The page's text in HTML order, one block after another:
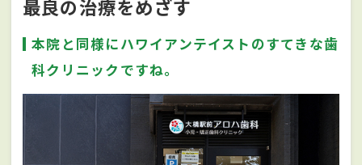
最良の治療をめざす
本院と同様にハワイアンテイストのすてきな歯
科クリニックですね。